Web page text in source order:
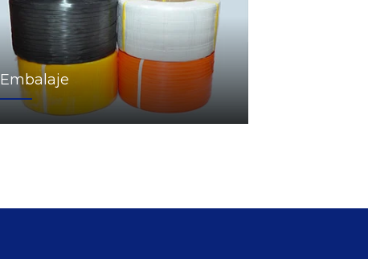
Embalaje